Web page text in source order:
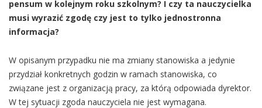
pensum w kolejnym roku szkolnym? I czy ta nauczycielka
musi wyrazić zgodę czy jest to tylko jednostronna
informacja?
W opisanym przypadku nie ma zmiany stanowiska a jedynie
przydział konkretnych godzin w ramach stanowiska, co
związane jest z organizacją pracy, za którą odpowiada dyrektor.
W tej sytuacji zgoda nauczyciela nie jest wymagana.